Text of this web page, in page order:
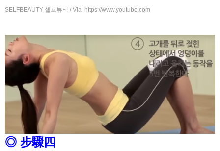
SELFBEAUTY 셀프뷰티 / Via https://www.youtube.com
◎ 步驟四